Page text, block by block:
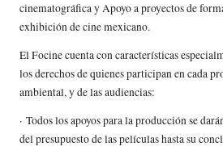
cinematográfica y Apoyo a proyectos de
exhibición de cine mexicano.
El Focine cuenta con características
los derechos de quienes participan en cada
ambiental, y de las audiencias:
· Todos los apoyos para la producción se
del presupuesto de las películas hasta su